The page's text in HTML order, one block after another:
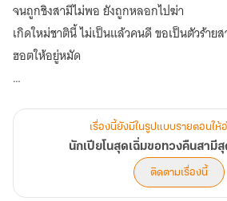
จนถูกชิงสามีไม่พอ ยังถูกหลอกไปฆ่า
เกิดใหม่ชาตินี้ ไม่เป็นแล้วคนดี ขอเป็นตัวร้าย
ฮอตให้อยู่หมัด
ขี้อายมาก มักจะกลบเกลื่อนความอายด้วยควา
เจียงรั่ว : สหายสนิทของกู้เหยา โตมาด้วยกันจา
เรื่องนี้ยังมีในรูปแบบรายตอนให้
นักเปียโนสุดเฉิ่มขอทวงคืนสามี
ติดตามเรื่องนี้